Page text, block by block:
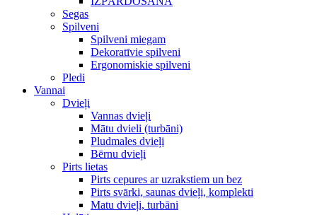
Segas
Spilveni
Spilveni miegam
Dekoratīvie spilveni
Ergonomiskie spilveni
Pledi
Vannai
Dvieļi
Vannas dvieļi
Mātu dvieli (turbāni)
Pludmales dvieļi
Bērnu dvieļi
Pirts lietas
Pirts cepures ar uzrakstiem un bez
Pirts svārki, saunas dvieļi, komplekti
Matu dvieļi, turbāni